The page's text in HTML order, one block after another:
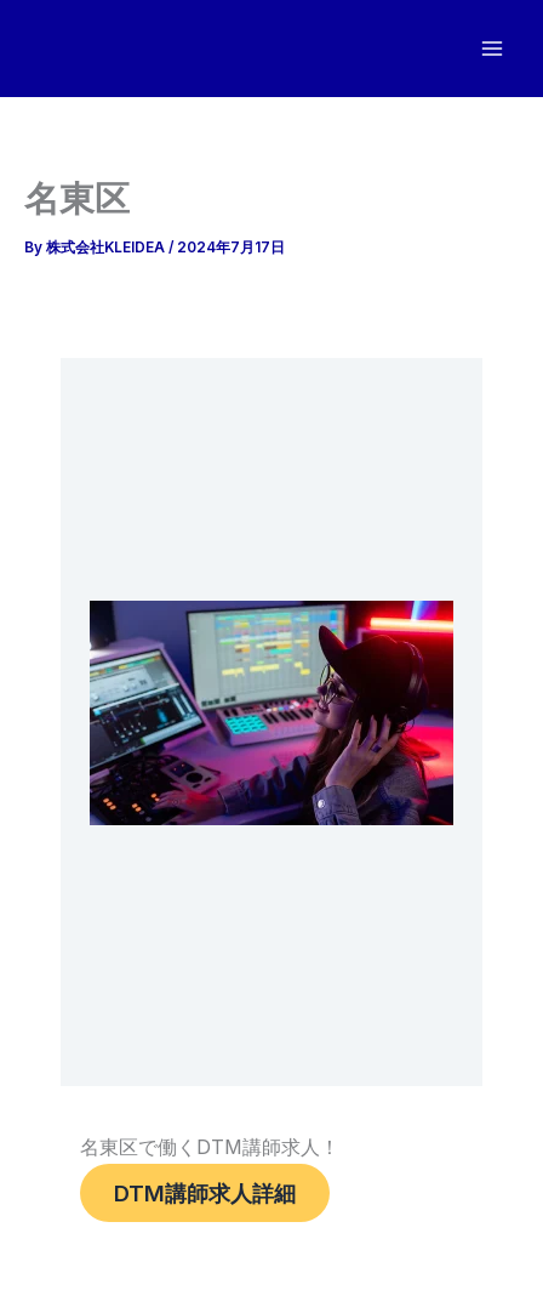
名東区
By 株式会社KLEIDEA / 2024年7月17日
名東区で働くDTM講師求人！
DTM講師求人詳細